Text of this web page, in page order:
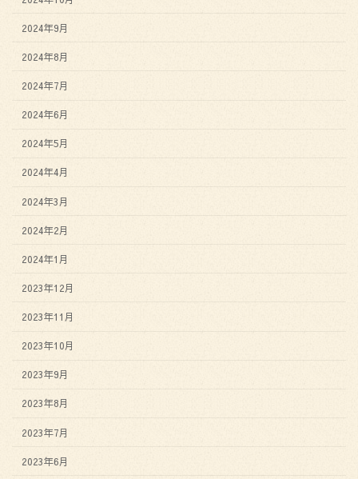
2024年9月
2024年8月
2024年7月
2024年6月
2024年5月
2024年4月
2024年3月
2024年2月
2024年1月
2023年12月
2023年11月
2023年10月
2023年9月
2023年8月
2023年7月
2023年6月